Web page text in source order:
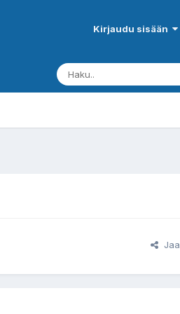
Kirjaudu sisään
Jaa